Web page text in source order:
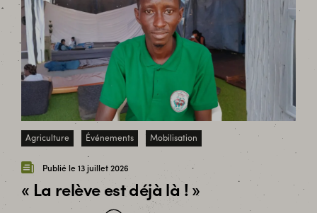
Agriculture Événements Mobilisation
Publié le 13 juillet 2026
« La relève est déjà là ! »